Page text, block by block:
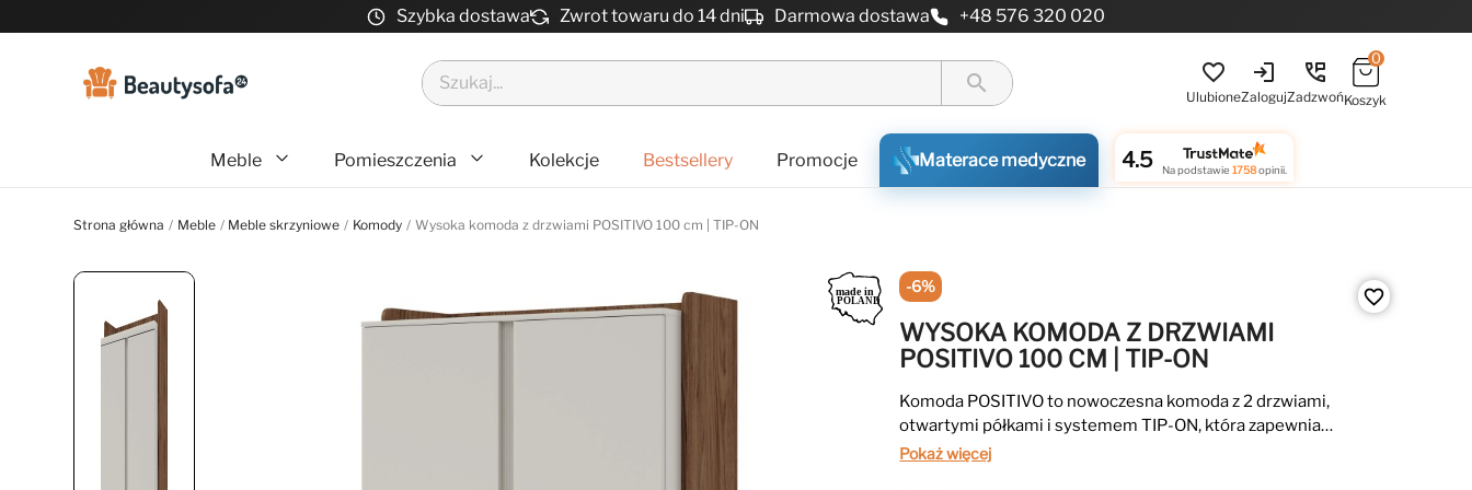
Szybka dostawa Zwrot towaru do 14 dni Darmowa dostawa +48 576 320 020
search favorite_border
Ulubione
login
Zaloguj
perm_phone_msg
Zadzwoń
0
Koszyk
Meble Pomieszczenia Kolekcje Bestsellery Promocje Materace medyczne 4.5 Na podstawie 1758opinii.
Strona główna Meble Meble skrzyniowe Komody Wysoka komoda z drzwiami POSITIVO 100 cm | TIP-ON
-6%
WYSOKA KOMODA Z DRZWIAMI
POSITIVO 100 CM | TIP-ON
Komoda POSITIVO to nowoczesna komoda z 2 drzwiami,
otwartymi półkami i systemem TIP-ON, która zapewnia
wygodne przechowywanie bez uchwytów. Solidna płyta 16
Pokaż więcej
favorite_border